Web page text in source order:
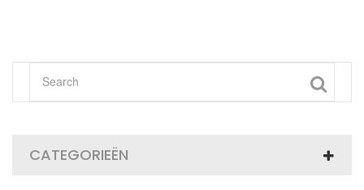
CATEGORIEËN